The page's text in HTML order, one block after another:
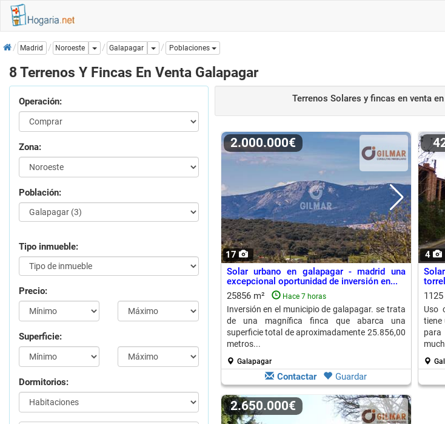
InicioMadrid Noroeste Dropdown
Galapagar Dropdown
Poblaciones
8 Terrenos Y Fincas En Venta Galapagar
Operación:
Zona:
Población:
Tipo inmueble:
Precio:
Superficie:
Dormitorios:
Terrenos Solares y fincas en ventaen
17
2.000.000€
Solar urbano en galapagar - madrid una
excepcional oportunidad de inversión en...
25856 m²
Hace 7 horas
Inversión en el municipio de galapagar. se trata
de una magnífica finca que abarca una
superficie total de aproximadamente 25.856,00
metros...
Galapagar
Contactar Guardar
4
1125
Uso
tiene
2.650.000€